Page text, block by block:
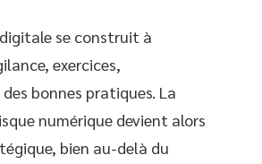
se construit à
exercices,
bonnes pratiques. La
numérique devient alors
bien au-delà du